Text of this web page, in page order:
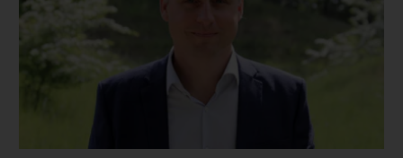
Portrætter
Jobportal